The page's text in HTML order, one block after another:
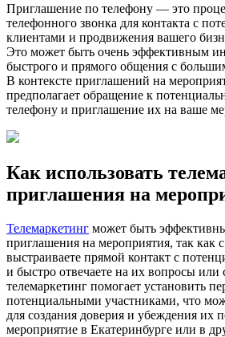
Приглашение по телефону — это
телефонного звонка для контакта с
клиентами и продвижения вашего
Это может быть очень эффективным
быстрого и прямого общения с
В контексте приглашений на
предполагает обращение к
телефону и приглашение их на ваше
Как использовать
приглашения на
Телемаркетинг может быть
приглашения на мероприятия, так
выстраиваете прямой контакт с
и быстро отвечаете на их вопросы
телемаркетинг помогает установить
потенциальными участниками, что
для создания доверия и убеждения их
мероприятие в Екатеринбурге или в